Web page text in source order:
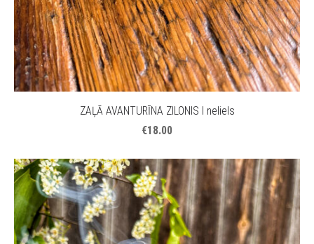
ZAĻĀ AVANTURĪNA ZILONIS I neliels
€18.00